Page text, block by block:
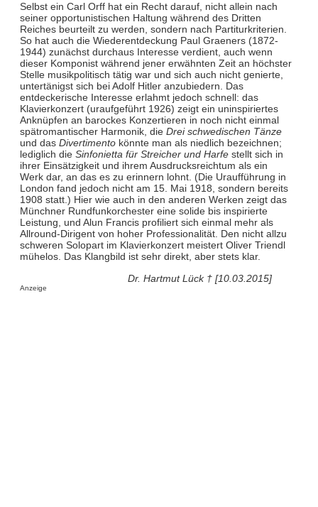
Selbst ein Carl Orff hat ein Recht darauf, nicht allein nach
seiner opportunistischen Haltung während des Dritten
Reiches beurteilt zu werden, sondern nach Partiturkriterien.
So hat auch die Wiederentdeckung Paul Graeners (1872-
1944) zunächst durchaus Interesse verdient, auch wenn
dieser Komponist während jener erwähnten Zeit an höchster
Stelle musikpolitisch tätig war und sich auch nicht genierte,
untertänigst sich bei Adolf Hitler anzubiedern. Das
entdeckerische Interesse erlahmt jedoch schnell: das
Klavierkonzert (uraufgeführt 1926) zeigt ein uninspiriertes
Anknüpfen an barockes Konzertieren in noch nicht einmal
spätromantischer Harmonik, die Drei schwedischen Tänze
und dasDivertimentokönnte man als niedlich bezeichnen;
lediglich die Sinfonietta für Streicher und Harfestellt sich in
ihrer Einsätzigkeit und ihrem Ausdrucksreichtum als ein
Werk dar, an das es zu erinnern lohnt. (Die Uraufführung in
London fand jedoch nicht am 15. Mai 1918, sondern bereits
1908 statt.) Hier wie auch in den anderen Werken zeigt das
Münchner Rundfunkorchester eine solide bis inspirierte
Leistung, und Alun Francis profiliert sich einmal mehr als
Allround-Dirigent von hoher Professionalität. Den nicht allzu
schweren Solopart im Klavierkonzert meistert Oliver Triendl
mühelos. Das Klangbild ist sehr direkt, aber stets klar.
Dr. Hartmut Lück † [10.03.2015]
Anzeige